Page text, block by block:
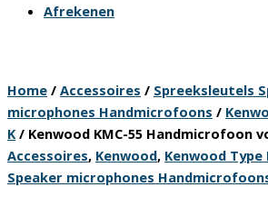
Afrekenen
Home / Accessoires / Spreeksleutels
microphones Handmicrofoons /
K / Kenwood KMC-55 Handmicrofoon
Accessoires, Kenwood, Kenwood Type
Speaker microphones